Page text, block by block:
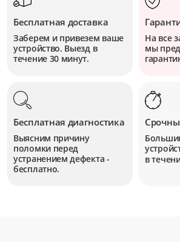
Бесплатная доставка
Заберем и привезем ваше
устройство. Выезд в
течение 30 минут.
На все
мы
Бесплатная диагностика
Выясним причину
поломки перед
устранением дефекта -
бесплатно.
в